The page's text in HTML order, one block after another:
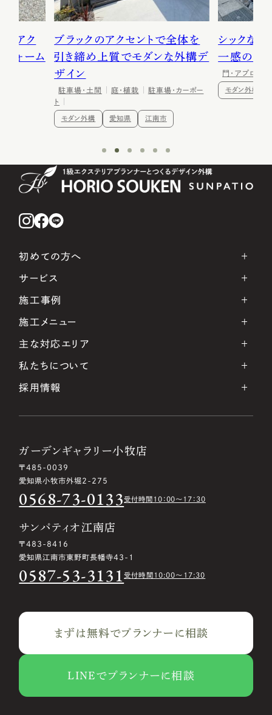
なアク
フォーム
ブラックのアクセントで全体を
引き締め上質でモダンな外構デ
ザイン
駐車場・土間 庭・植栽
駐車場・カーポー
ト
モダン外構 愛知県 江南市
シックな
一感のあ
門・アプローチ
モダン外構
初めての方へ
サービス
施工事例
施工メニュー
主な対応エリア
私たちについて
採用情報
ガーデンギャラリー小牧店
〒485-0039
愛知県小牧市外堀2-275
0568-73-0133受付時間10：00〜17：30
サンパティオ江南店
〒483-8416
愛知県江南市東野町長幡寺43-1
0587-53-3131受付時間10:00〜17:30
まずは無料でプランナーに相談
LINEでプランナーに相談